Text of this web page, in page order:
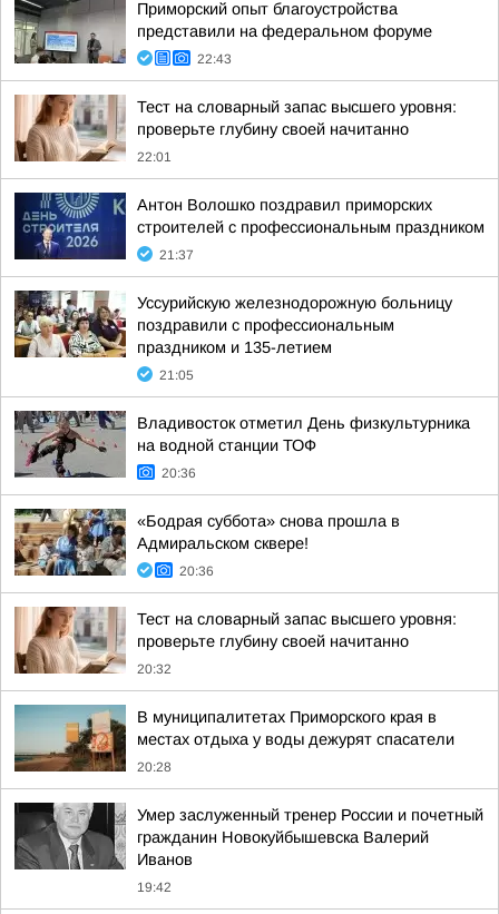
Приморский опыт благоустройства
представили на федеральном форуме
22:43
Тест на словарный запас высшего уровня:
проверьте глубину своей начитанно
22:01
Антон Волошко поздравил приморских
строителей с профессиональным праздником
21:37
Уссурийскую железнодорожную больницу
поздравили с профессиональным
праздником и 135-летием
21:05
Владивосток отметил День физкультурника
на водной станции ТОФ
20:36
«Бодрая суббота» снова прошла в
Адмиральском сквере!
20:36
Тест на словарный запас высшего уровня:
проверьте глубину своей начитанно
20:32
В муниципалитетах Приморского края в
местах отдыха у воды дежурят спасатели
20:28
Умер заслуженный тренер России и почетный
гражданин Новокуйбышевска Валерий
Иванов
19:42